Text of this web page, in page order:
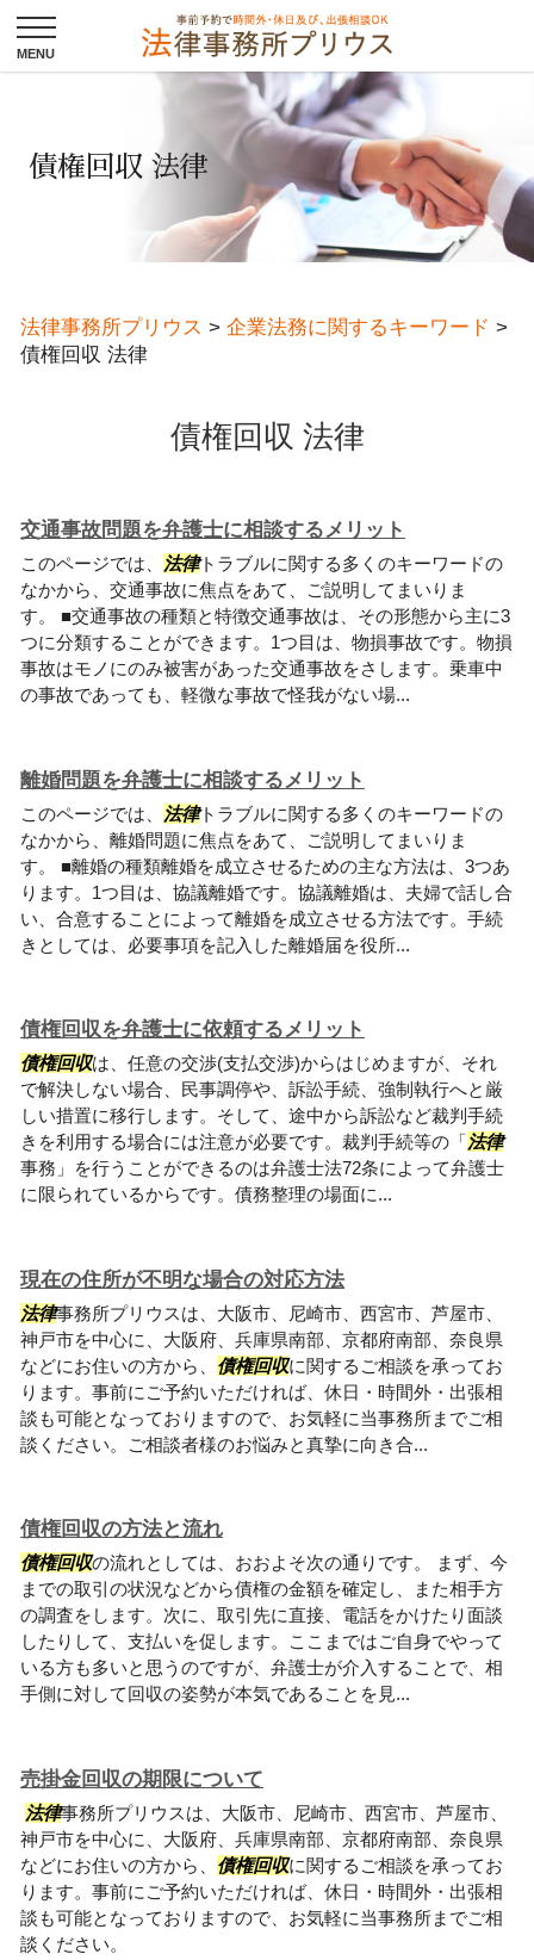
債権回収 法律
法律事務所プリウス > 企業法務に関するキーワード >
債権回収 法律
債権回収 法律
交通事故問題を弁護士に相談するメリット
このページでは、 法律トラブルに関する多くのキーワードの
なかから、交通事故に焦点をあて、ご説明してまいりま
す。 ■交通事故の種類と特徴交通事故は、その形態から主に3
つに分類することができます。1つ目は、物損事故です。物損
事故はモノにのみ被害があった交通事故をさします。乗車中
の事故であっても、軽微な事故で怪我がない場...
離婚問題を弁護士に相談するメリット
このページでは、 法律トラブルに関する多くのキーワードの
なかから、離婚問題に焦点をあて、ご説明してまいりま
す。 ■離婚の種類離婚を成立させるための主な方法は、3つあ
ります。1つ目は、協議離婚です。協議離婚は、夫婦で話し合
い、合意することによって離婚を成立させる方法です。手続
きとしては、必要事項を記入した離婚届を役所...
債権回収を弁護士に依頼するメリット
債権回収は、任意の交渉(支払交渉)からはじめますが、それ
で解決しない場合、民事調停や、訴訟手続、強制執行へと厳
しい措置に移行します。そして、途中から訴訟など裁判手続
きを利用する場合には注意が必要です。裁判手続等の「法律
事務」を行うことができるのは弁護士法72条によって弁護士
に限られているからです。債務整理の場面に...
現在の住所が不明な場合の対応方法
法律事務所プリウスは、大阪市、尼崎市、西宮市、芦屋市、
神戸市を中心に、大阪府、兵庫県南部、京都府南部、奈良県
などにお住いの方から、 債権回収に関するご相談を承ってお
ります。事前にご予約いただければ、休日・時間外・出張相
談も可能となっておりますので、お気軽に当事務所までご相
談ください。ご相談者様のお悩みと真摯に向き合...
債権回収の方法と流れ
債権回収の流れとしては、おおよそ次の通りです。 まず、今
までの取引の状況などから債権の金額を確定し、また相手方
の調査をします。次に、取引先に直接、電話をかけたり面談
したりして、支払いを促します。ここまではご自身でやって
いる方も多いと思うのですが、弁護士が介入することで、相
手側に対して回収の姿勢が本気であることを見...
売掛金回収の期限について
法律事務所プリウスは、大阪市、尼崎市、西宮市、芦屋市、
神戸市を中心に、大阪府、兵庫県南部、京都府南部、奈良県
などにお住いの方から、 債権回収に関するご相談を承ってお
ります。事前にご予約いただければ、休日・時間外・出張相
談も可能となっておりますので、お気軽に当事務所までご相
談ください。